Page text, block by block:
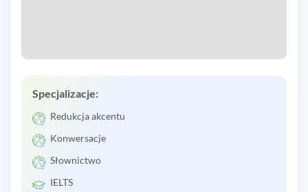
Specjalizacje:
Redukcja akcentu
Konwersacje
Słownictwo
IELTS